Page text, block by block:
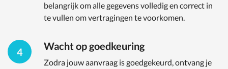
belangrijk om alle gegevens volledig en correct in
te vullen om vertragingen te voorkomen.
4 Wacht op goedkeuring
Zodra jouw aanvraag is goedgekeurd, ontvang je